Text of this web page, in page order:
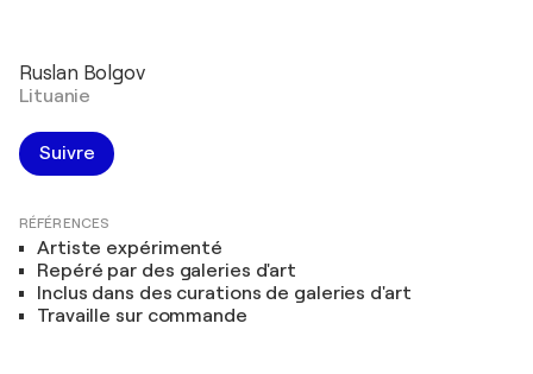
Ruslan Bolgov
Lituanie
Suivre
RÉFÉRENCES
Artiste expérimenté
Repéré par des galeries d'art
Inclus dans des curations de galeries d'art
Travaille sur commande